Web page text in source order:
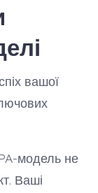
вашої
модель не
Ваші